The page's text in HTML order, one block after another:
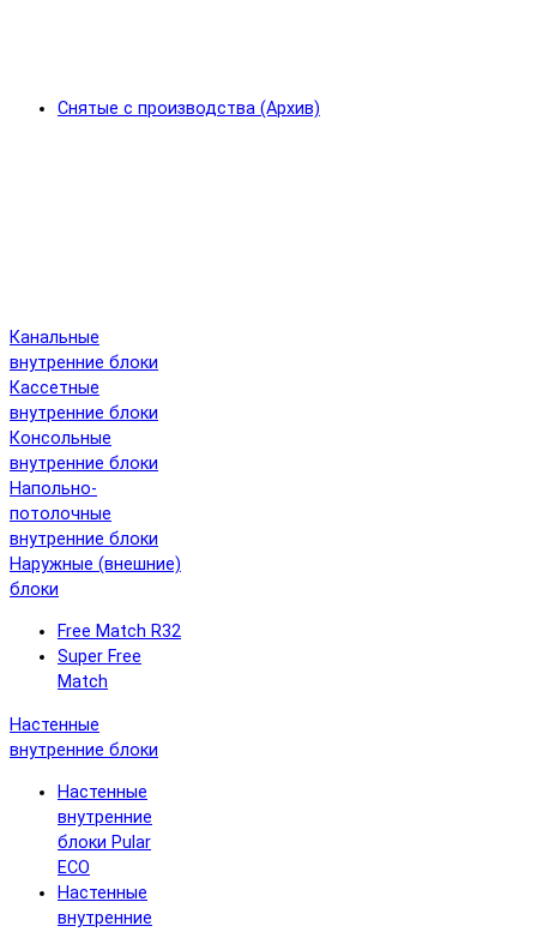
Снятые с производства (Архив)
Канальные
внутренние блоки
Кассетные
внутренние блоки
Консольные
внутренние блоки
Напольно-
потолочные
внутренние блоки
Наружные (внешние)
блоки
Free Match R32
Super Free
Match
Настенные
внутренние блоки
Настенные
внутренние
блоки Pular
ECO
Настенные
внутренние